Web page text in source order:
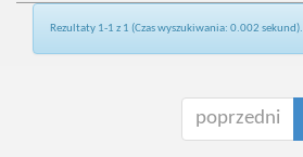
Rezultaty 1-1 z 1 (Czas wyszukiwania: 0.002 sekund).
poprzedni